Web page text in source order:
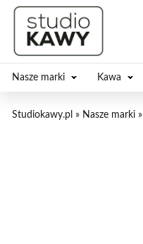
Nasze marki Kawa
Studiokawy.pl » Nasze marki »